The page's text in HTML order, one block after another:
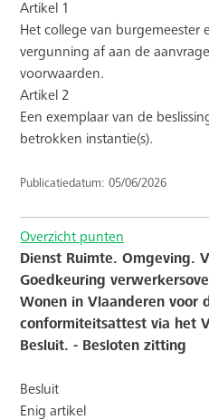
Artikel 1
Het college van burgemeester
vergunning af aan de
voorwaarden.
Artikel 2
Een exemplaar van de
betrokken instantie(s).
Publicatiedatum: 05/06/2026
Overzicht punten
Dienst Ruimte. Omgeving.
Goedkeuring
Wonen in Vlaanderen voor
conformiteitsattest via het
Besluit. - Besloten zitting
Besluit
Enig artikel